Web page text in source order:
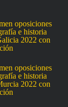
oposiciones
e historia
2022 con
oposiciones
e historia
2022 con